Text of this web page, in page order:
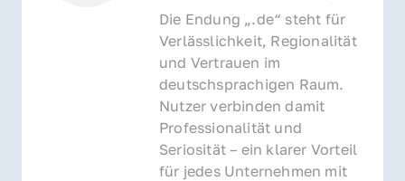
Die Endung „.de“ steht für
Verlässlichkeit, Regionalität
und Vertrauen im
deutschsprachigen Raum.
Nutzer verbinden damit
Professionalität und
Seriosität – ein klarer Vorteil
für jedes Unternehmen mit